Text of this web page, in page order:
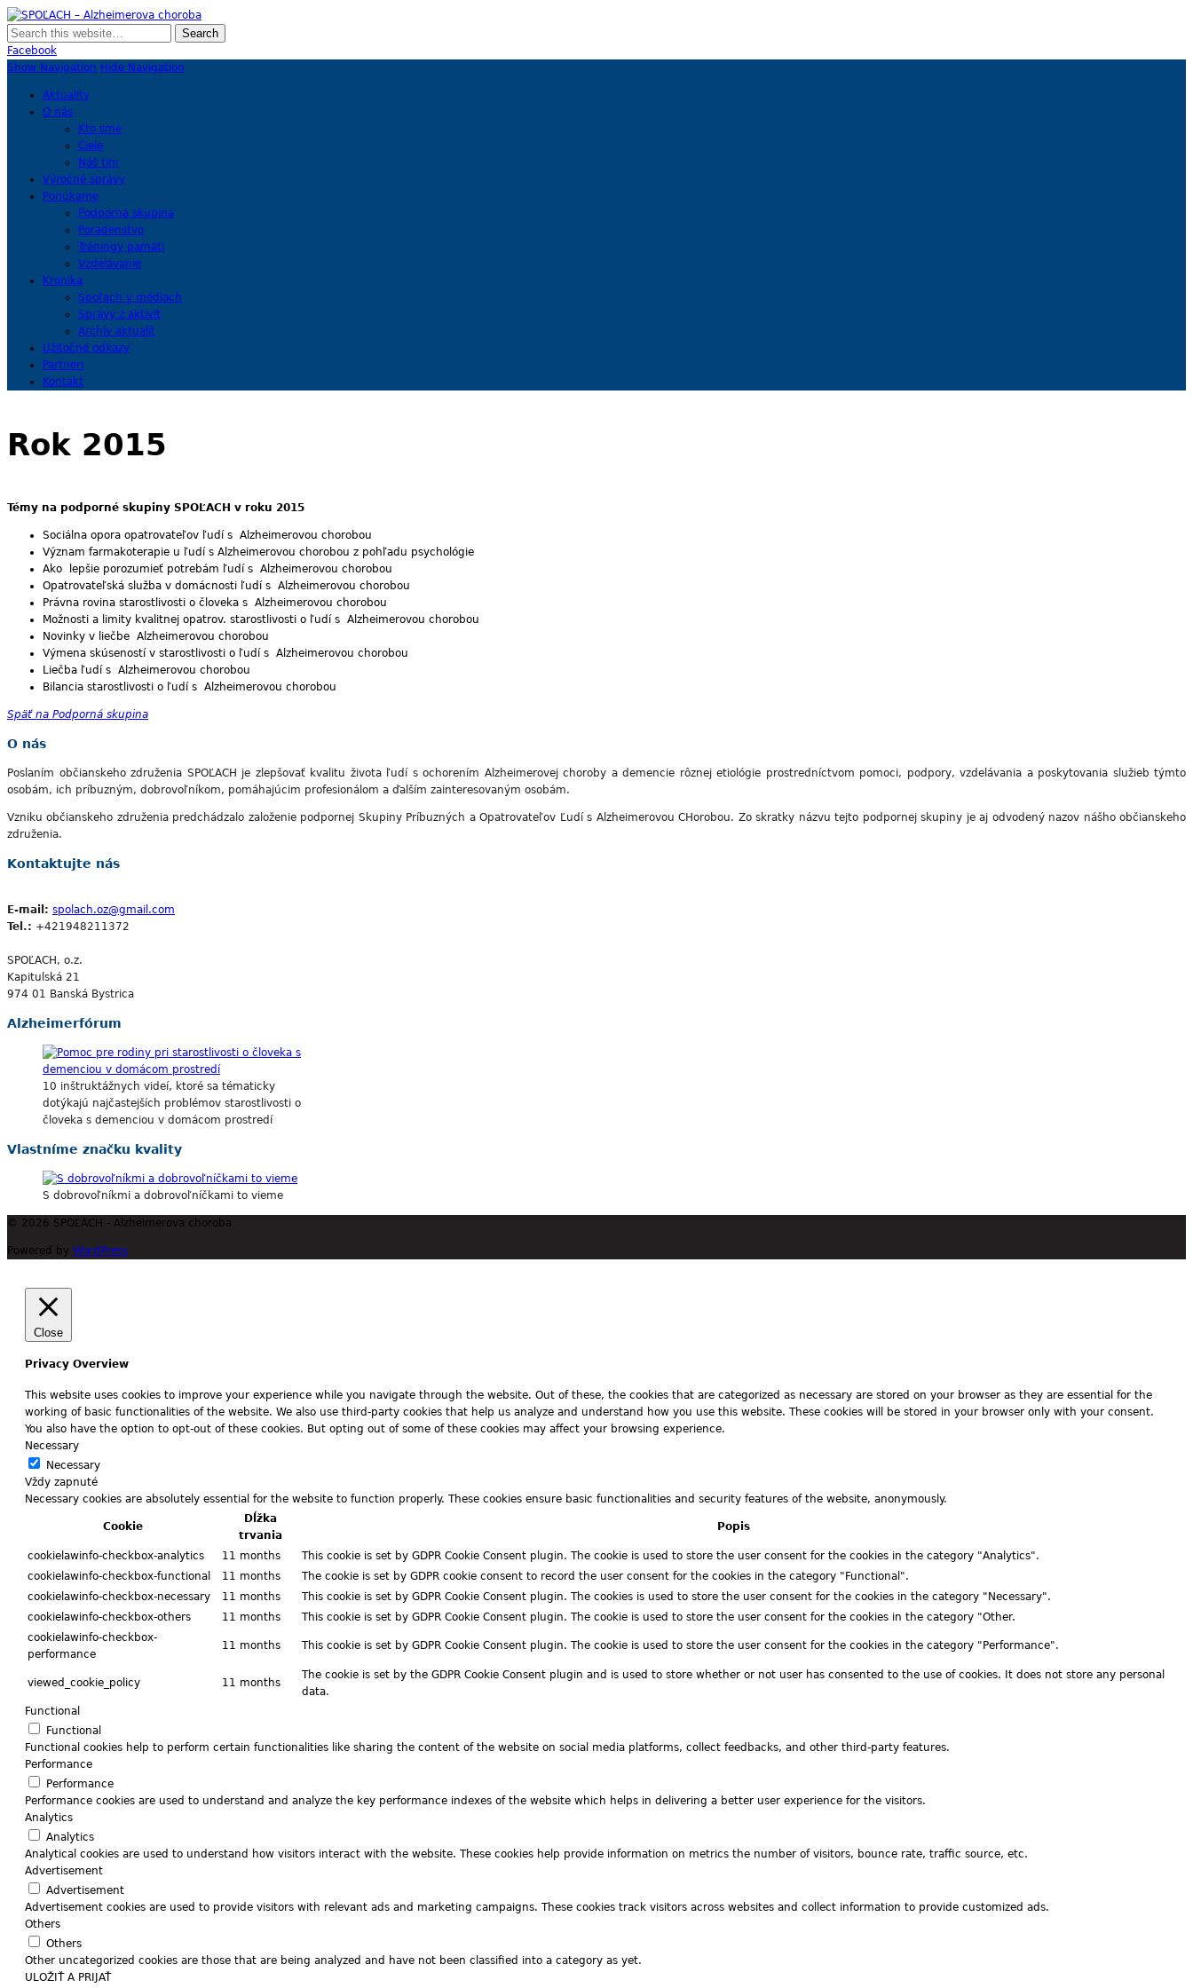
Skupina Príbuzných a Opatrovateľov Ľudí s Alzheimerovou Chorobou
Facebook
Show Navigation Hide Navigation
Aktuality
O nás
Kto sme
Ciele
Náš tím
Výročné správy
Ponúkame
Podporná skupina
Poradenstvo
Tréningy pamäti
Vzdelávanie
Kronika
Spoľach v médiach
Správy z aktivít
Archív aktualít
Užitočné odkazy
Partneri
Kontakt
Rok 2015
Témy na podporné skupiny SPOĽACH v roku 2015
Sociálna opora opatrovateľov ľudí s Alzheimerovou chorobou
Význam farmakoterapie u ľudí s Alzheimerovou chorobou z pohľadu psychológie
Ako lepšie porozumieť potrebám ľudí s Alzheimerovou chorobou
Opatrovateľská služba v domácnosti ľudí s Alzheimerovou chorobou
Právna rovina starostlivosti o človeka s Alzheimerovou chorobou
Možnosti a limity kvalitnej opatrov. starostlivosti o ľudí s Alzheimerovou chorobou
Novinky v liečbe Alzheimerovou chorobou
Výmena skúseností v starostlivosti o ľudí s Alzheimerovou chorobou
Liečba ľudí s Alzheimerovou chorobou
Bilancia starostlivosti o ľudí s Alzheimerovou chorobou
Späť na Podporná skupina
O nás
Poslaním občianskeho združenia SPOĽACH je zlepšovať kvalitu života ľudí s ochorením Alzheimerovej choroby a demencie rôznej etiológie prostredníctvom pomoci, podpory, vzdelávania a poskytovania služieb týmto
osobám, ich príbuzným, dobrovoľníkom, pomáhajúcim profesionálom a ďalším zainteresovaným osobám.
Vzniku občianskeho združenia predchádzalo založenie podpornej Skupiny Príbuzných a Opatrovateľov Ľudí s Alzheimerovou CHorobou. Zo skratky názvu tejto podpornej skupiny je aj odvodený nazov nášho občianskeho
združenia.
Kontaktujte nás
E-mail: spolach.oz@gmail.com
Tel.: +421948211372
SPOĽACH, o.z.
Kapitulská 21
974 01 Banská Bystrica
Alzheimerfórum
10 inštruktážnych videí, ktoré sa tématicky
dotýkajú najčastejších problémov starostlivosti o
človeka s demenciou v domácom prostredí
Vlastníme značku kvality
S dobrovoľníkmi a dobrovoľníčkami to vieme
© 2026 SPOĽACH - Alzheimerova choroba
Powered by WordPress
Close
Privacy Overview
This website uses cookies to improve your experience while you navigate through the website. Out of these, the cookies that are categorized as necessary are stored on your browser as they are essential for the
working of basic functionalities of the website. We also use third-party cookies that help us analyze and understand how you use this website. These cookies will be stored in your browser only with your consent.
You also have the option to opt-out of these cookies. But opting out of some of these cookies may affect your browsing experience.
Necessary
Necessary
Vždy zapnuté
Necessary cookies are absolutely essential for the website to function properly. These cookies ensure basic functionalities and security features of the website, anonymously.
Cookie
Dĺžka
trvania
Popis
cookielawinfo-checkbox-analytics 11 months
This cookie is set by GDPR Cookie Consent plugin. The cookie is used to store the user consent for the cookies in the category "Analytics".
cookielawinfo-checkbox-functional
11 months
The cookie is set by GDPR cookie consent to record the user consent for the cookies in the category "Functional".
cookielawinfo-checkbox-necessary
11 months
This cookie is set by GDPR Cookie Consent plugin. The cookies is used to store the user consent for the cookies in the category "Necessary".
cookielawinfo-checkbox-others
11 months
This cookie is set by GDPR Cookie Consent plugin. The cookie is used to store the user consent for the cookies in the category "Other.
cookielawinfo-checkbox-
performance
11 months This cookie is set by GDPR Cookie Consent plugin. The cookie is used to store the user consent for the cookies in the category "Performance".
viewed_cookie_policy 11 months
The cookie is set by the GDPR Cookie Consent plugin and is used to store whether or not user has consented to the use of cookies. It does not store any personal
data.
Functional
Functional
Functional cookies help to perform certain functionalities like sharing the content of the website on social media platforms, collect feedbacks, and other third-party features.
Performance
Performance
Performance cookies are used to understand and analyze the key performance indexes of the website which helps in delivering a better user experience for the visitors.
Analytics
Analytics
Analytical cookies are used to understand how visitors interact with the website. These cookies help provide information on metrics the number of visitors, bounce rate, traffic source, etc.
Advertisement
Advertisement
Advertisement cookies are used to provide visitors with relevant ads and marketing campaigns. These cookies track visitors across websites and collect information to provide customized ads.
Others
Others
Other uncategorized cookies are those that are being analyzed and have not been classified into a category as yet.
ULOŽIŤ A PRIJAŤ